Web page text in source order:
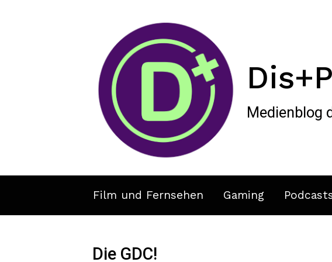
Medienblog
Film und Fernsehen Gaming
Die GDC!